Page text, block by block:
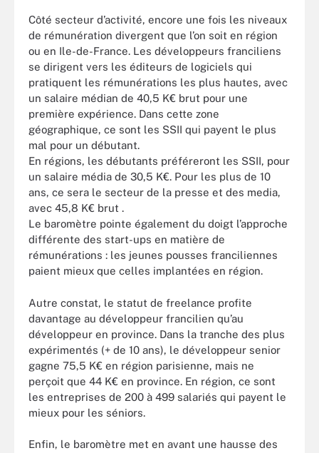
Côté secteur d’activité, encore une fois les niveaux
de rémunération divergent que l’on soit en région
ou en Ile-de-France. Les développeurs franciliens
se dirigent vers les éditeurs de logiciels qui
pratiquent les rémunérations les plus hautes, avec
un salaire médian de 40,5 K€ brut pour une
première expérience. Dans cette zone
géographique, ce sont les SSII qui payent le plus
mal pour un débutant.
En régions, les débutants préféreront les SSII, pour
un salaire média de 30,5 K€. Pour les plus de 10
ans, ce sera le secteur de la presse et des media,
avec 45,8 K€ brut .
Le baromètre pointe également du doigt l’approche
différente des start-ups en matière de
rémunérations : les jeunes pousses franciliennes
paient mieux que celles implantées en région.
Autre constat, le statut de freelance profite
davantage au développeur francilien qu’au
développeur en province. Dans la tranche des plus
expérimentés (+ de 10 ans), le développeur senior
gagne 75,5 K€ en région parisienne, mais ne
perçoit que 44 K€ en province. En région, ce sont
les entreprises de 200 à 499 salariés qui payent le
mieux pour les séniors.
Enfin, le baromètre met en avant une hausse des